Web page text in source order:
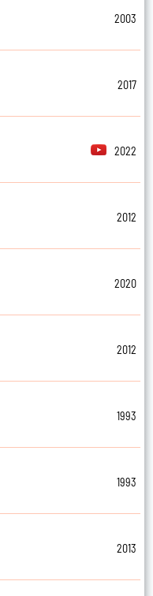
2003
2017
2022
2012
2020
2012
1993
1993
2013